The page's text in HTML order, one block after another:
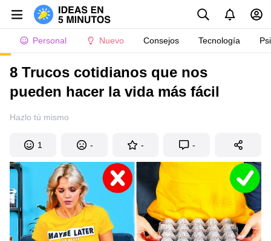
Personal Nuevo Consejos Tecnología
8 Trucos cotidianos que nos
pueden hacer la vida más fácil
Hazlo tú mismo
1 - - -